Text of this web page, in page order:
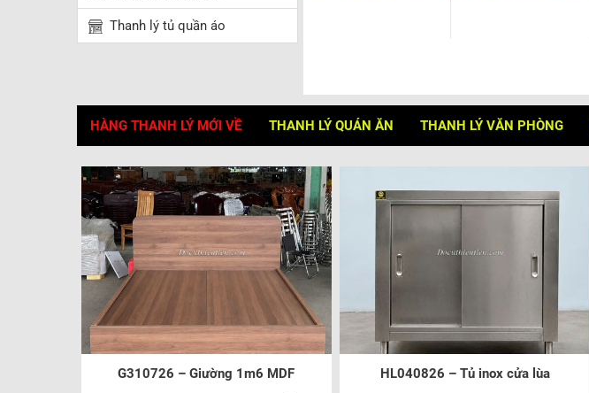
Thanh lý tủ quần áo
HÀNG THANH LÝ MỚI VỀ THANH LÝ QUÁN ĂN THANH LÝ VĂN PHÒNG
G310726 – Giường 1m6 MDF HL040826 – Tủ inox cửa lùa